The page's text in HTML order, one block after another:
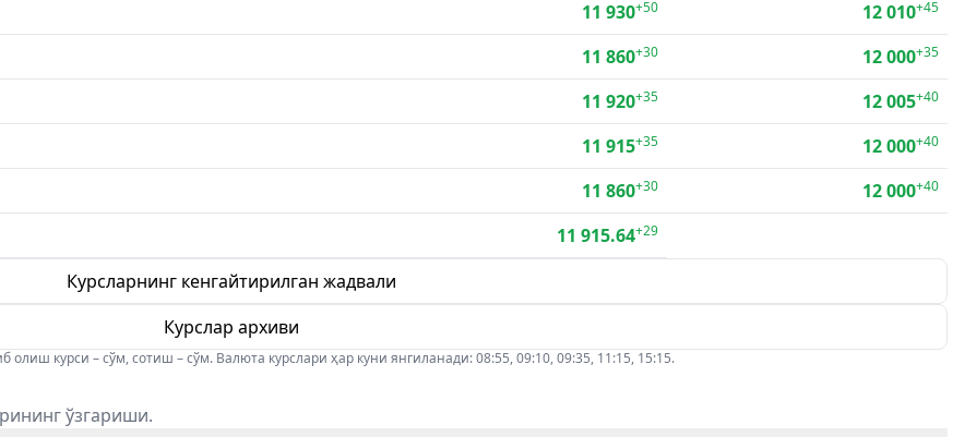
11 930+50 12 010+45
11 860+30 12 000+35
11 920+35 12 005+40
11 915+35 12 000+40
11 860+30 12 000+40
11 915.64+29
Курсларнинг кенгайтирилган жадвали
Курслар архиви
олиш курси – сўм, сотиш – сўм. Валюта курслари ҳар куни янгиланади: 08:55, 09:10, 09:35, 11:15, 15:15.
ўзгариши.